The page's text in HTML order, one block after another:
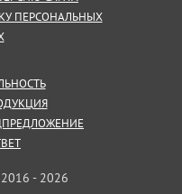
ПЕРСОНАЛЬНЫХ
- 2026